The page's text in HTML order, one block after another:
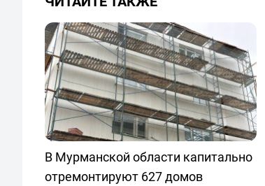
В Мурманской области капитально
отремонтируют 627 домов